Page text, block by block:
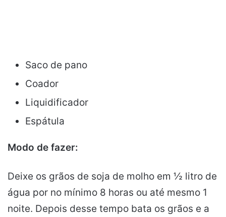
Saco de pano
Coador
Liquidificador
Espátula
Modo de fazer:
Deixe os grãos de soja de molho em ½ litro de
água por no mínimo 8 horas ou até mesmo 1
noite. Depois desse tempo bata os grãos e a